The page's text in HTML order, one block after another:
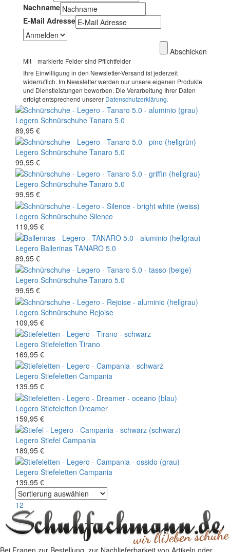
Nachname
E-Mail Adresse
Abschicken
Mit
markierte Felder sind Pflichtfelder
Ihre Einwilligung in den Newsletter-Versand ist jederzeit
widerruflich. Im Newsletter werden nur unsere eigenen Produkte
und Dienstleistungen beworben. Die Verarbeitung Ihrer Daten
erfolgt entsprechend unserer Datenschutzerklärung.
Legero Schnürschuhe Tanaro 5.0
89,95 €
Legero Schnürschuhe Tanaro 5.0
99,95 €
Legero Schnürschuhe Tanaro 5.0
99,95 €
Legero Schnürschuhe Silence
119,95 €
Legero Ballerinas TANARO 5.0
89,95 €
Legero Schnürschuhe Tanaro 5.0
99,95 €
Legero Schnürschuhe Rejoise
109,95 €
Legero Stiefeletten Tirano
169,95 €
Legero Stiefeletten Campania
139,95 €
Legero Stiefeletten Dreamer
159,95 €
Legero Stiefel Campania
189,95 €
Legero Stiefeletten Campania
139,95 €
12